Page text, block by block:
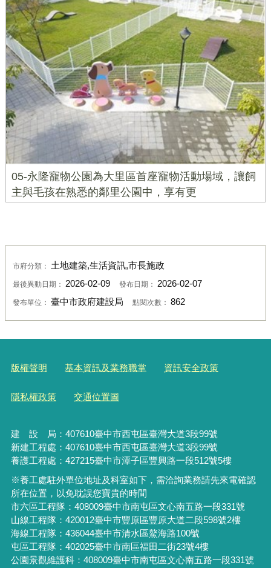
05-永隆寵物公園為大里區首座寵物活動場域，讓飼
主與毛孩在熟悉的鄰里公園中，享有更
市府分類： 土地建築,生活資訊,市長施政
最後異動日期： 2026-02-09 發布日期： 2026-02-07
發布單位： 臺中市政府建設局 點閱次數： 862
版權聲明 基本資訊及業務職掌 資訊安全政策
隱私權政策 交通位置圖
建 設 局： 407610臺中市西屯區臺灣大道3段99號
新建工程處：407610臺中市西屯區臺灣大道3段99號
養護工程處：427215臺中市潭子區豐興路一段512號5樓
※養工處駐外單位地址及科室如下，需洽詢業務請先來電確認
所在位置，以免耽誤您寶貴的時間
市六區工程隊：408009臺中市南屯區文心南五路一段331號
山線工程隊：420012臺中市豐原區豐原大道二段598號2樓
海線工程隊：436044臺中市清水區鰲海路100號
屯區工程隊：402025臺中市南區福田二街23號4樓
公園景觀維護科：408009臺中市南屯區文心南五路一段331號